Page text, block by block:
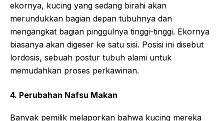
ekornya, kucing yang sedang birahi akan
merundukkan bagian depan tubuhnya dan
mengangkat bagian pinggulnya tinggi-tinggi. Ekornya
biasanya akan digeser ke satu sisi. Posisi ini disebut
lordosis, sebuah postur tubuh alami untuk
memudahkan proses perkawinan.
4. Perubahan Nafsu Makan
Banyak pemilik melaporkan bahwa kucing mereka